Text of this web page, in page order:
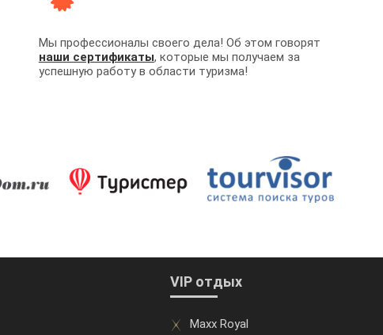
Мы профессионалы своего дела! Об этом говорят
наши сертификаты, которые мы получаем за
успешную работу в области туризма!
VIP отдых
Maxx Royal